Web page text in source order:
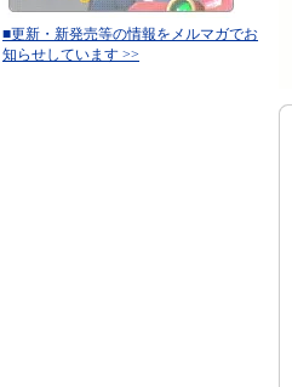
■更新・新発売等の情報をメルマガでお
知らせしています >>